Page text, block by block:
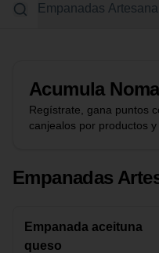
Empanadas
Acumula
Regístrate, gana puntos
canjealos por productos y
Empanadas
Empanada aceituna
queso